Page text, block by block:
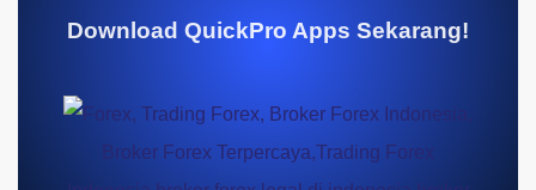
Download QuickPro Apps Sekarang!